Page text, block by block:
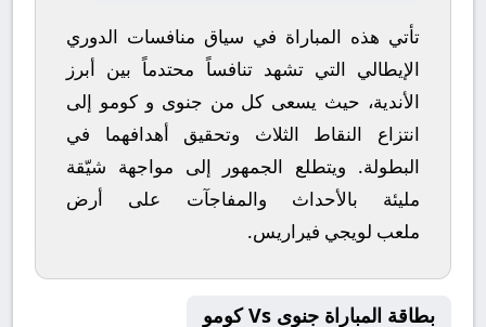
تأتي هذه المباراة في سياق منافسات الدوري
الإيطالي التي تشهد تنافساً محتدماً بين أبرز
الأندية، حيث يسعى كل من جنوى وكومو إلى
انتزاع النقاط الثلاث وتحقيق أهدافهما في
البطولة. ويتطلع الجمهور إلى مواجهة شيّقة
مليئة بالأحداث والمفاجآت على أرض
ملعب لويجي فيراريس.
بطاقة المباراة جنوى Vs كومو